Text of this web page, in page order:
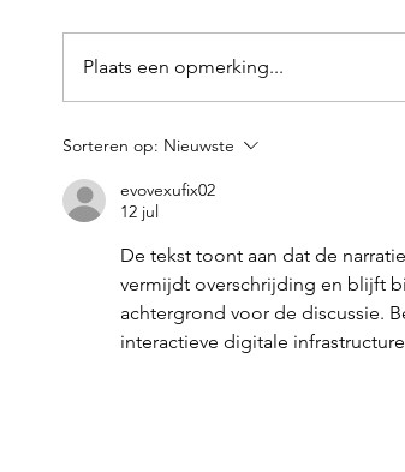
Plaats een opmerking...
Sorteren op: Nieuwste
evovexufix02
12 jul
De tekst toont aan dat de
vermijdt overschrijding en blijft
achtergrond voor de discussie.
interactieve digitale